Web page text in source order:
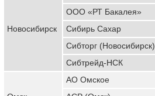
Новосибирск
ООО «РТ Бакалея»
Сибирь Сахар
Сибторг (Новосибирск)
Сибтрейд-НСК
АО Омское